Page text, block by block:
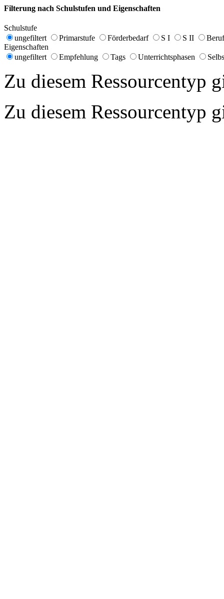
Filterung nach Schulstufen und Eigenschaften
Schulstufe
ungefiltert
Primarstufe Förderbedarf S I S II
Eigenschaften
ungefiltert
Empfehlung Tags Unterrichtsphasen
Zu diesem Ressourcentyp
Zu diesem Ressourcentyp